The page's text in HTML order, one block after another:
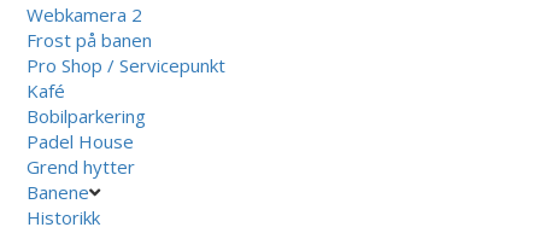
Webkamera 2
Frost på banen
Pro Shop / Servicepunkt
Kafé
Bobilparkering
Padel House
Grend hytter
Banene
Historikk